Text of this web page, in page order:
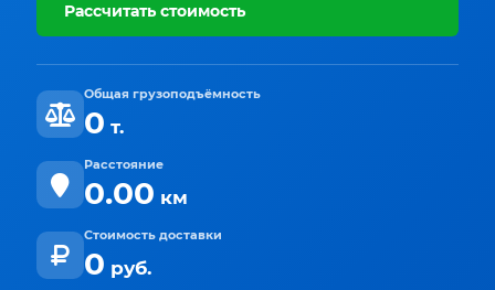
Рассчитать стоимость
Общая грузоподъёмность
0 т.
Расстояние
0.00 км
Стоимость доставки
0 руб.